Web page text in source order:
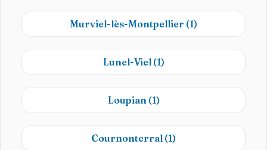
Murviel-lès-Montpellier (1)
Lunel-Viel (1)
Loupian (1)
Cournonterral (1)